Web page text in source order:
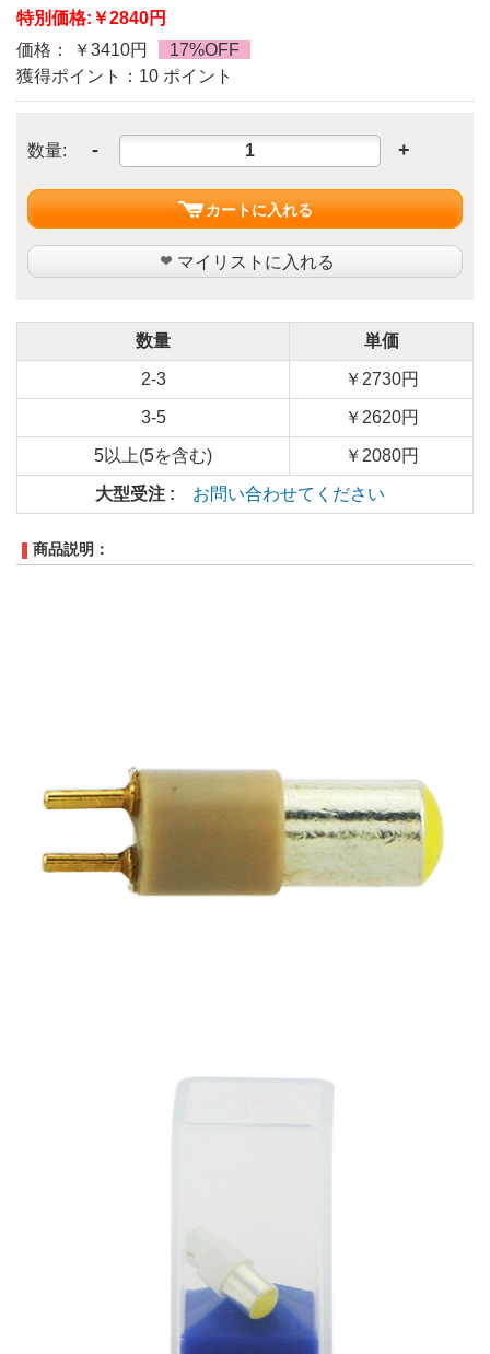
特別価格: ￥2840円
価格： ￥3410円
17%OFF
獲得ポイント：10 ポイント
数量: - +
カートに入れる
マイリストに入れる
数量 単価
2-3 ￥2730円
3-5 ￥2620円
5以上(5を含む) ￥2080円
大型受注 : お問い合わせてください
商品説明：